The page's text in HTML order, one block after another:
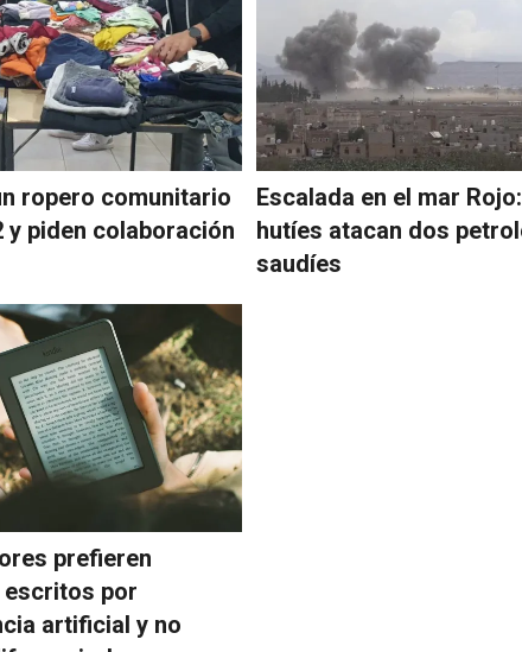
ropero comunitario
y piden colaboración
Escalada en el mar Rojo:
hutíes atacan dos
saudíes
prefieren
escritos por
artificial y no